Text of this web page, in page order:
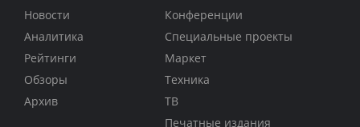
Новости
Аналитика
Рейтинги
Обзоры
Архив
Конференции
Специальные проекты
Маркет
Техника
ТВ
Печатные издания